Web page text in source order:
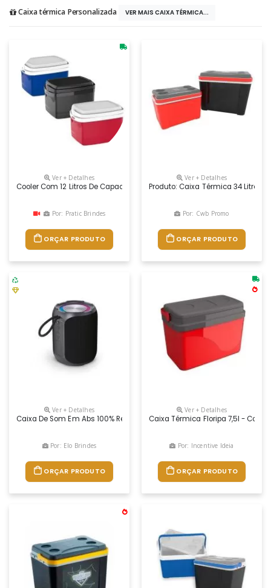
Caixa térmica Personalizada VER MAIS CAIXA TÉRMICA...
Ver + Detalhes
Cooler Com 12 Litros De Capacidade, Livre De Bisfenol (bpa Free),
Por: Pratic Brindes
ORÇAR PRODUTO
Ver + Detalhes
Produto: Caixa Térmica 34 Litros
Por: Cwb Promo
ORÇAR PRODUTO
Ver + Detalhes
Caixa De Som Em Abs 100% Reciclado, À Prova De Água Com
Por: Elo Brindes
ORÇAR PRODUTO
Ver + Detalhes
Caixa Térmica Floripa 7,5l - Com
Por: Incentive Ideia
ORÇAR PRODUTO